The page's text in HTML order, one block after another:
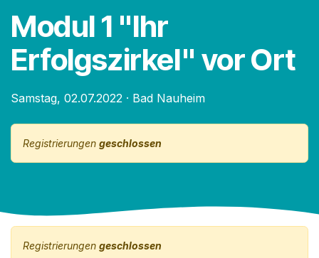
Modul 1 "Ihr
Erfolgszirkel" vor Ort
Samstag, 02.07.2022 · Bad Nauheim
Registrierungen geschlossen
Registrierungen geschlossen